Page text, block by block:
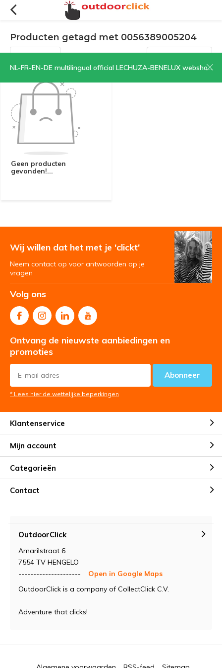
NL-FR-EN-DE multilingual official LECHUZA-BENELUX webshop | CLICK HERE NOW!
Producten getagd met 0056389005204
Filters Sorteren op:
Geen producten
gevonden!...
Wij willen dat het met je 'clickt'
Neem contact op voor antwoorden op je
vragen
Volg ons
Ontvang de nieuwste aanbiedingen en
promoties
Abonneer
* Lees hier de wettelijke beperkingen
Klantenservice
Mijn account
Categorieën
Contact
OutdoorClick
Amarilstraat 6
7554 TV HENGELO
---------------------
Open in Google Maps
OutdoorClick is a company of CollectClick C.V.
Adventure that clicks!